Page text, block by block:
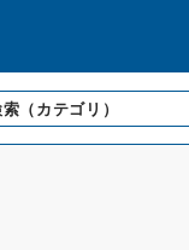
（カテゴリ）